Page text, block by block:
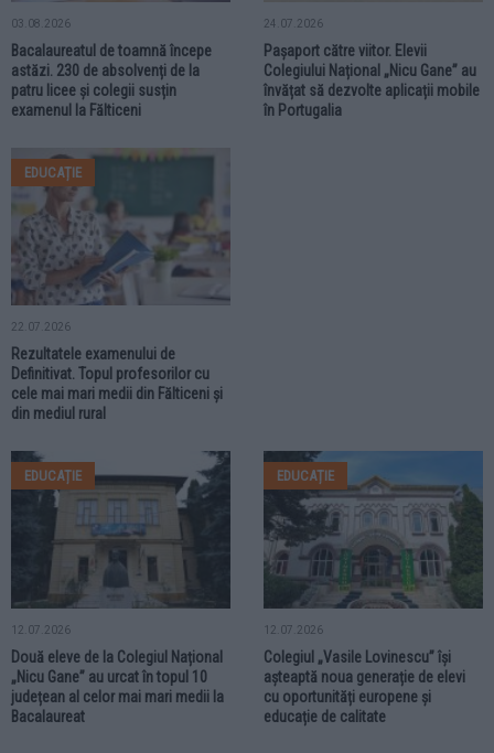
03.08.2026
Bacalaureatul de toamnă începe
astăzi. 230 de absolvenți de la
patru licee și colegii susțin
examenul la Fălticeni
24.07.2026
Pașaport către viitor. Elevii
Colegiului Național „Nicu Gane” au
învățat să dezvolte aplicații mobile
în Portugalia
EDUCAȚIE
22.07.2026
Rezultatele examenului de
Definitivat. Topul profesorilor cu
cele mai mari medii din Fălticeni și
din mediul rural
EDUCAȚIE
12.07.2026
Două eleve de la Colegiul Național
„Nicu Gane” au urcat în topul 10
județean al celor mai mari medii la
Bacalaureat
EDUCAȚIE
12.07.2026
Colegiul „Vasile Lovinescu” își
așteaptă noua generație de elevi
cu oportunități europene și
educație de calitate